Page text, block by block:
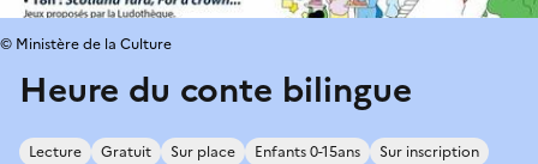
Heure du conte bilingue
Lecture Gratuit Sur place Enfants 0-15ans Sur inscription
© Ministère de la Culture